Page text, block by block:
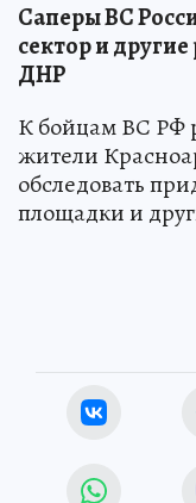
Саперы ВС
сектор и
ДНР
К бойцам ВС РФ
жители
обследовать
площадки и